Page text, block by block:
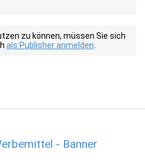
zu können, müssen Sie sich
als Publisher anmelden
- Banner